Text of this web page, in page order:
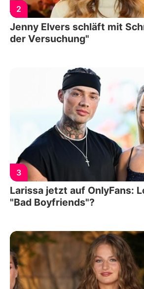
2
Jenny Elvers schläft mit
der Versuchung"
3
Larissa jetzt auf OnlyFans:
"Bad Boyfriends"?